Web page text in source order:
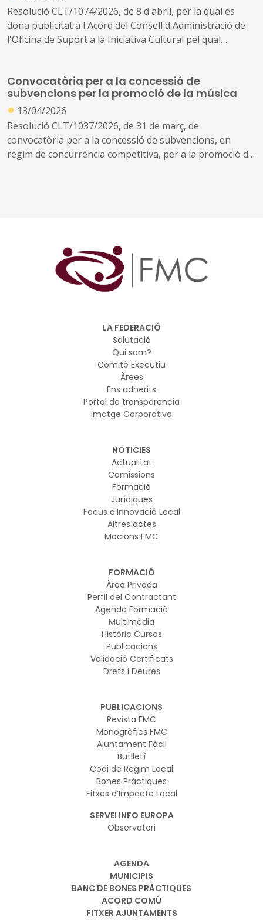
Resolució CLT/1074/2026, de 8 d'abril, per la qual es
dona publicitat a l'Acord del Consell d'Administració de
l'Oficina de Suport a la Iniciativa Cultural pel qual
relacionades amb la cultura popular i tradicional i amb
l'associacionisme
Convocatòria per a la concessió de
subvencions per la promoció de la música
● 13/04/2026
Resolució CLT/1037/2026, de 31 de març, de
convocatòria per a la concessió de subvencions, en
règim de concurrència competitiva, per a la promoció de
LA FEDERACIÓ
Salutació
Qui som?
Comitè Executiu
Àrees
Ens adherits
Portal de transparència
Imatge Corporativa
NOTICIES
Actualitat
Comissions
Formació
Jurídiques
Focus d'Innovació Local
Altres actes
Mocions FMC
FORMACIÓ
Àrea Privada
Perfil del Contractant
Agenda Formació
Multimèdia
Històric Cursos
Publicacions
Validació Certificats
Drets i Deures
PUBLICACIONS
Revista FMC
Monogràfics FMC
Ajuntament Fàcil
Butlletí
Codi de Regim Local
Bones Pràctiques
Fitxes d’Impacte Local
SERVEI INFO EUROPA
Observatori
AGENDA
MUNICIPIS
BANC DE BONES PRÀCTIQUES
ACORD COMÚ
FITXER AJUNTAMENTS